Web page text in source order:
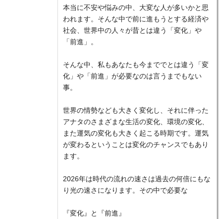
本当に不安や悩みの中、大変な人が多いかと思
われます。そんな中で前に進もうとする経済や
社会、世界中の人々が昔とは違う「変化」や
「前進」。
そんな中、私もあなたも今まででとは違う「変
化」や「前進」が必要なのは言うまでもない
事。
世界の情勢なども大きく変化し、それに伴った
アナタのさまざまな生活の変化、環境の変化、
また運気の変化も大きく起こる時期です。運気
が変わるということは変化のチャンスでもあり
ます。
2026年は時代の流れの速さは過去の何倍にもな
り光の速さになります。その中で必要な
『変化』と『前進』